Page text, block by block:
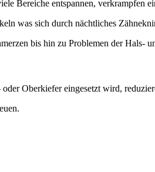
Bereiche entspannen, verkrampfen
was sich durch nächtliches
bis hin zu Problemen der Hals-
Oberkiefer eingesetzt wird,